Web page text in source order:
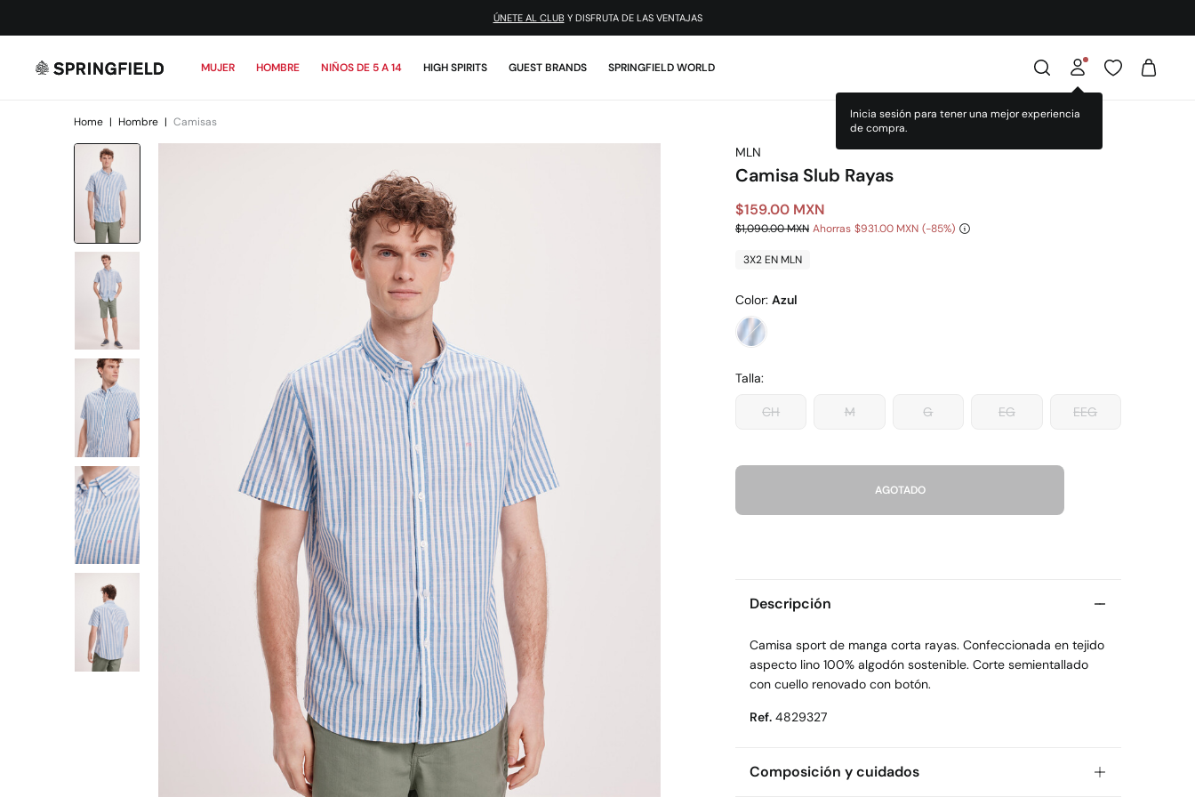
¡DESCARGA LA APP!
MUJER HOMBRE NIÑOS DE 5 A 14 HIGH SPIRITS GUEST BRANDS SPRINGFIELD WORLD
Home | Hombre | Camisas
MLN
Camisa Slub Rayas
$159.00 MXN
$1,090.00 MXN Ahorras $931.00 MXN 85
3X2 EN MLN
Color: Azul
Talla:
CH M G EG EEG
AGOTADO
Descripción
Camisa sport de manga corta rayas. Confeccionada en tejido
aspecto lino 100% algodón sostenible. Corte semientallado
con cuello renovado con botón.
Ref. 4829327
Composición y cuidados